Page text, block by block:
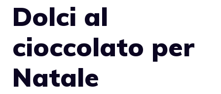
Dolci al
cioccolato per
Natale